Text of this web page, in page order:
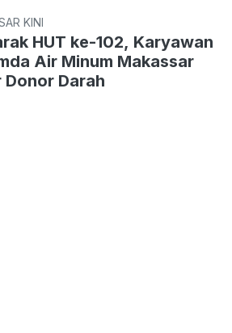
KINI
HUT ke-102, Karyawan
Air Minum Makassar
Donor Darah